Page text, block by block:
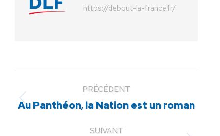
https://debout-la-france.fr/
PRÉCÉDENT
Article
:
Au Panthéon, la Nation est un roman
SUIVANT